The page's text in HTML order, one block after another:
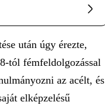
után úgy érezte,
tól fémfeldolgozással
az acélt, és
elképzelésű